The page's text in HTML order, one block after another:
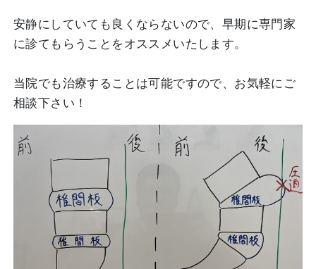
安静にしていても良くならないので、早期に専門家
に診てもらうことをオススメいたします。
当院でも治療することは可能ですので、お気軽にご
相談下さい！